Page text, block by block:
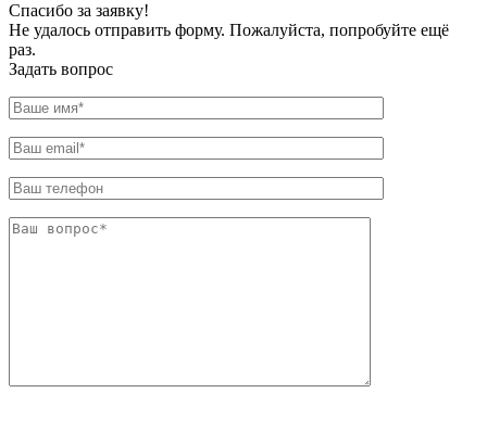
Спасибо за заявку!
Не удалось отправить форму. Пожалуйста, попробуйте ещё
раз.
Задать вопрос